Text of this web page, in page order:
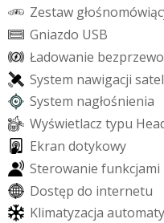
Zestaw głośnomówiąc
Gniazdo USB
Ładowanie bezprzewo
System nawigacji satel
System nagłośnienia
Wyświetlacz typu Hea
Ekran dotykowy
Sterowanie funkcjami
Dostęp do internetu
Klimatyzacja automaty